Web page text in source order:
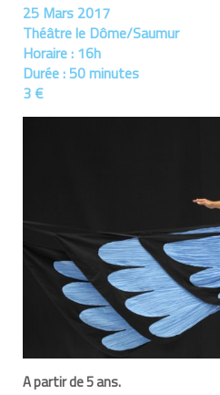
25 Mars 2017
Théâtre le Dôme/Saumur
Horaire : 16h
Durée :50 minutes
3 €
A partir de 5 ans.